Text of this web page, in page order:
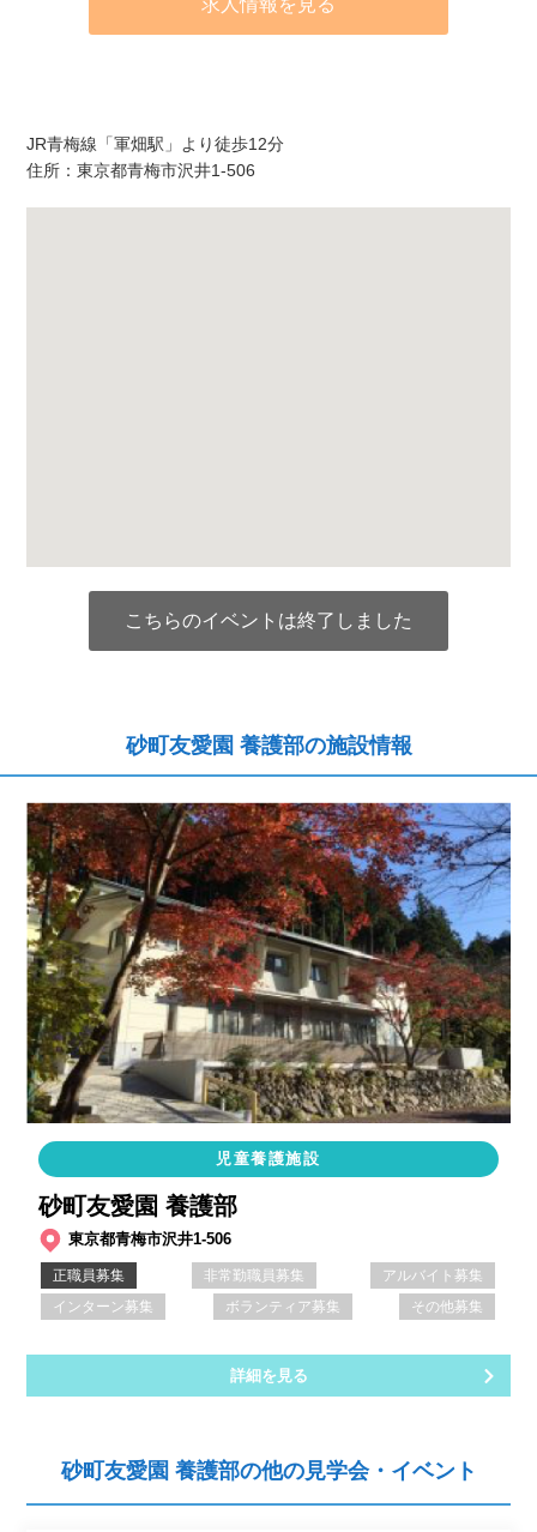
求人情報を見る
JR青梅線「軍畑駅」より徒歩12分
住所：東京都青梅市沢井1-506
こちらのイベントは終了しました
砂町友愛園 養護部の施設情報
児童養護施設
砂町友愛園 養護部
東京都青梅市沢井1-506
正職員募集 非常勤職員募集
アルバイト募集
インターン募集
ボランティア募集 その他募集
詳細を見る
砂町友愛園 養護部の他の見学会・イベント